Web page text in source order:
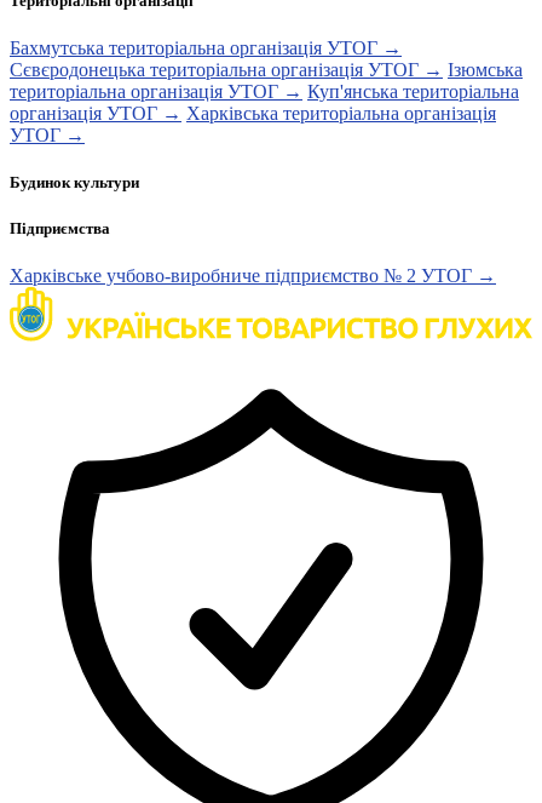
Бахмутська територіальна організація УТОГ →
Сєвєродонецька територіальна організація УТОГ → Ізюмська
територіальна організація УТОГ → Куп'янська територіальна
організація УТОГ → Харківська територіальна організація
УТОГ →
Будинок культури
Підприємства
Харківське учбово-виробниче підприємство № 2 УТОГ →